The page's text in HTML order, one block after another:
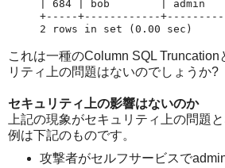
| 684 | bob        | admin
+-----+------------
2 rows in set (0.00 sec)
これは一種のColumn SQL Truncation
リティ上の問題はないのでしょうか?
セキュリティ上の影響はないのか
上記の現象がセキュリティ上の問題
例は下記のものです。
攻撃者がセルフサービスで